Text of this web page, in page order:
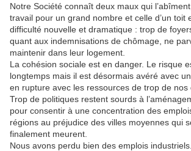
Notre Société connaît deux maux qui
travail pour un grand nombre et celle d’un toit
difficulté nouvelle et dramatique : trop de
quant aux indemnisations de chômage, ne
maintenir dans leur logement.
La cohésion sociale est en danger. Le risque
longtemps mais il est désormais avéré avec
en rupture avec les ressources de trop de nos
Trop de politiques restent sourds à
pour consentir à une concentration des
régions au préjudice des villes moyennes qui
finalement meurent.
Nous avons perdu bien des emplois